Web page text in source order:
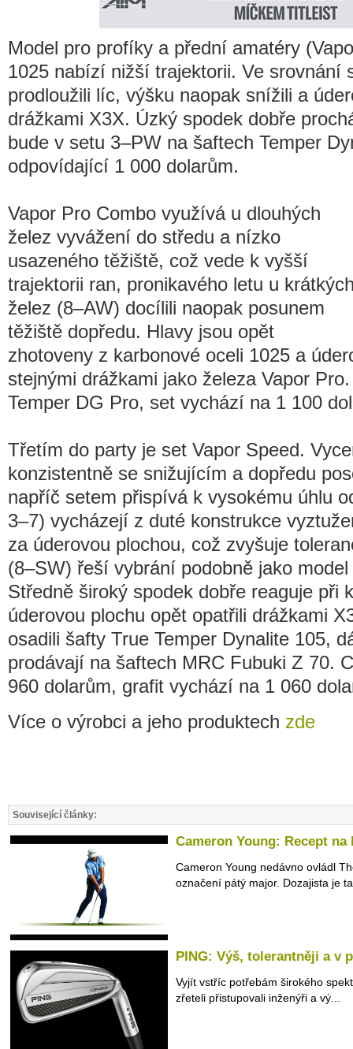
Model pro profíky a přední amatéry
1025 nabízí nižší trajektorii. Ve srovnání
prodloužili líc, výšku naopak snížili a
drážkami X3X. Úzký spodek dobře
bude v setu 3–PW na šaftech Temper
odpovídající 1 000 dolarům.
Vapor Pro Combo využívá u dlouhých
želez vyvážení do středu a nízko
usazeného těžiště, což vede k vyšší
trajektorii ran, pronikavého letu u
želez (8–AW) docílili naopak posunem
těžiště dopředu. Hlavy jsou opět
zhotoveny z karbonové oceli 1025 a
stejnými drážkami jako železa Vapor
Temper DG Pro, set vychází na 1 100
Třetím do party je set Vapor Speed.
konzistentně se snižujícím a dopředu
napříč setem přispívá k vysokému úhlu
3–7) vycházejí z duté konstrukce
za úderovou plochou, což zvyšuje
(8–SW) řeší vybrání podobně jako
Středně široký spodek dobře reaguje při
úderovou plochu opět opatřili drážkami
osadili šafty True Temper Dynalite 105,
prodávají na šaftech MRC Fubuki Z 70.
960 dolarům, grafit vychází na 1 060
Více o výrobci a jeho produktech zde
Související články:
Cameron Young: Recept na
Cameron Young nedávno ovládl
označení pátý major. Dozajista je
PING: Výš, tolerantněji a v
Vyjít vstříc potřebám širokého
zřeteli přistupovali inženýři a vý...